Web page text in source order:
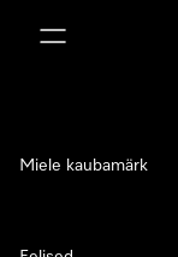
Miele kaubamärk